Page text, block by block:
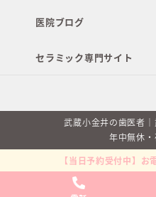
医院ブログ
セラミック専門サイト
武蔵小金井の歯医者
年中無休
【当日予約受付中】お